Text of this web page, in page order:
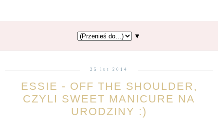
▼
25 lut 2014
ESSIE - OFF THE SHOULDER,
CZYLI SWEET MANICURE NA
URODZINY :)